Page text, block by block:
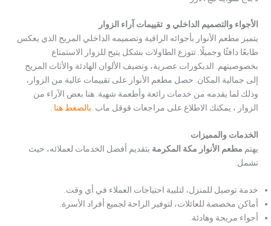
الأجواء والتصميم الداخلي و تقييمات آراء الزوار
يتميز مطعم الأنوار بأجوائه الراقية وتصميمه الداخلي المريح الذي يعكس
طابعًا دافئًا وجميلًا. تتوزع الطاولات بشكل يتيح للزوار الاستمتاع
بخصوصيتهم. الديكورات عصرية، وتضيف الألوان الهادئة والأثاث المريح
إلى جمالية المكان. حصل مطعم الأنوار على تقييمات عالية من الزوار،
وذلك لما يقدمه من خدمات رائعة وأطعمة شهية. هنا بعض الآراء من
الزوار ، يمكنك الاطلاع على مراجعات قوقل ماب بالضغط هنا .
الخدمات والمميزات
يهتم مطعم الأنوار مكة المكرمة بتقديم أفضل الخدمات لعملائه، حيث
تشمل:
خدمة توصيل للمنزل، لتلبية احتياجات العملاء في أي وقت.
أماكن مخصصة للعائلات، لتوفير الراحة لجميع أفراد الأسرة.
أجواء مريحة وهادئة.